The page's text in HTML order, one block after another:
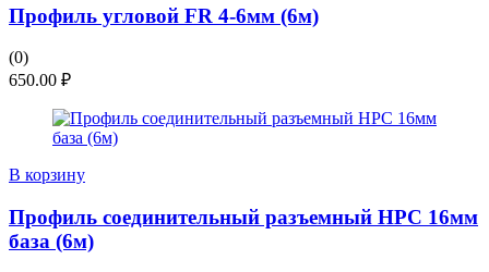
Профиль угловой FR 4-6мм (6м)
(0)
650.00 ₽
В корзину
Профиль соединительный разъемный НРС 16мм
база (6м)